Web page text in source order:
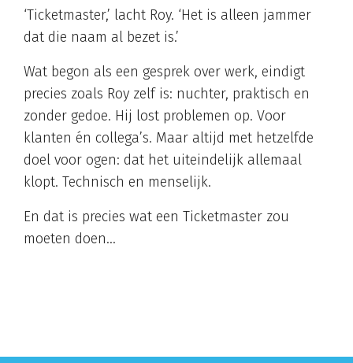
‘Ticketmaster,’ lacht Roy. ‘Het is alleen jammer
dat die naam al bezet is.’
Wat begon als een gesprek over werk, eindigt
precies zoals Roy zelf is: nuchter, praktisch en
zonder gedoe. Hij lost problemen op. Voor
klanten én collega’s. Maar altijd met hetzelfde
doel voor ogen: dat het uiteindelijk allemaal
klopt. Technisch en menselijk.
En dat is precies wat een Ticketmaster zou
moeten doen…